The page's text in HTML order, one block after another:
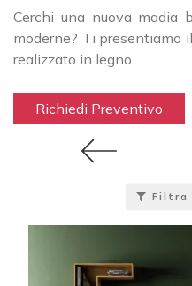
Cerchi una nuova madia
moderne? Ti presentiamo
realizzato in legno.
Richiedi Preventivo
Filtra